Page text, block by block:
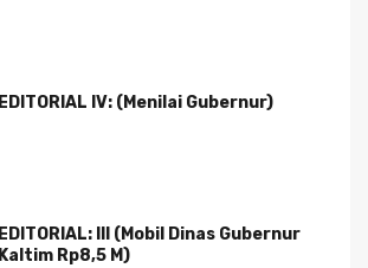
EDITORIAL IV: (Menilai Gubernur)
EDITORIAL: III (Mobil Dinas Gubernur
Kaltim Rp8,5 M)